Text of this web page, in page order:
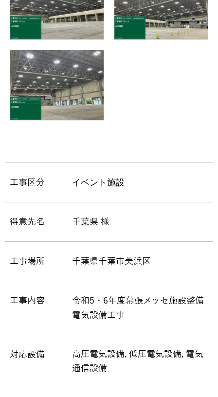
工事区分 イベント施設
得意先名 千葉県 様
工事場所 千葉県千葉市美浜区
工事内容
令和5・6年度幕張メッセ施設整備
電気設備工事
対応設備 高圧電気設備 低圧電気設備 電気
通信設備